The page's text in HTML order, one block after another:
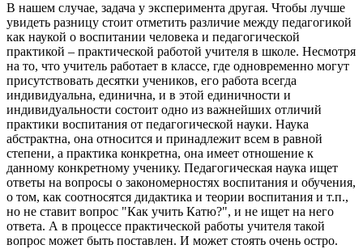
В нашем случае, задача у эксперимента другая. Чтобы лучше
увидеть разницу стоит отметить различие между педагогикой
как наукой о воспитании человека и педагогической
практикой – практической работой учителя в школе. Несмотря
на то, что учитель работает в классе, где одновременно могут
присутствовать десятки учеников, его работа всегда
индивидуальна, единична, и в этой единичности и
индивидуальности состоит одно из важнейших отличий
практики воспитания от педагогической науки. Наука
абстрактна, она относится и принадлежит всем в равной
степени, а практика конкретна, она имеет отношение к
данному конкретному ученику. Педагогическая наука ищет
ответы на вопросы о закономерностях воспитания и обучения,
о том, как соотносятся дидактика и теории воспитания и т.п.,
но не ставит вопрос "Как учить Катю?", и не ищет на него
ответа. А в процессе практической работы учителя такой
вопрос может быть поставлен. И может стоять очень остро.